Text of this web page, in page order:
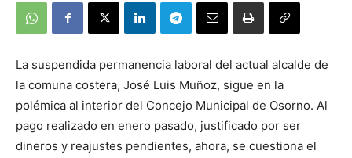
La suspendida permanencia laboral del actual alcalde de
la comuna costera, José Luis Muñoz, sigue en la
polémica al interior del Concejo Municipal de Osorno. Al
pago realizado en enero pasado, justificado por ser
dineros y reajustes pendientes, ahora, se cuestiona el